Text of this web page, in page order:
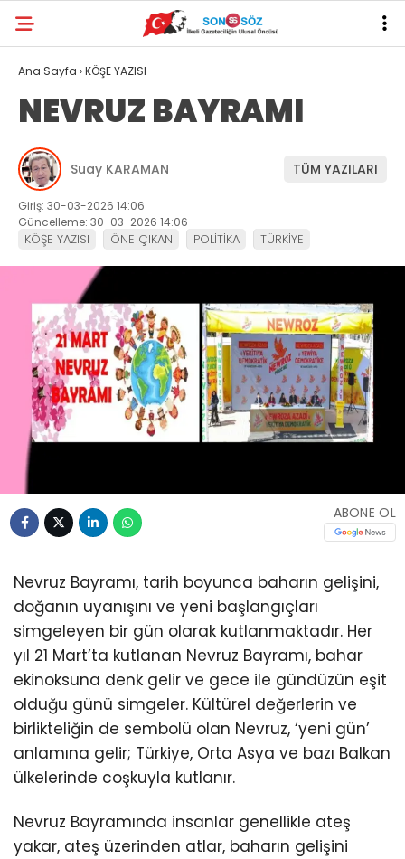
Ana Sayfa ›KÖŞE YAZISI
NEVRUZ BAYRAMI
Suay KARAMAN TÜM YAZILARI
Giriş: 30-03-2026 14:06
Güncelleme: 30-03-2026 14:06
KÖŞE YAZISI ÖNE ÇIKAN POLİTİKA TÜRKİYE
ABONE OL
Nevruz Bayramı, tarih boyunca baharın gelişini,
doğanın uyanışını ve yeni başlangıçları
simgeleyen bir gün olarak kutlanmaktadır. Her
yıl 21 Mart’ta kutlanan Nevruz Bayramı, bahar
ekinoksuna denk gelir ve gece ile gündüzün eşit
olduğu günü simgeler. Kültürel değerlerin ve
birlikteliğin de sembolü olan Nevruz, ‘yeni gün’
anlamına gelir; Türkiye, Orta Asya ve bazı Balkan
ülkelerinde coşkuyla kutlanır.
Nevruz Bayramında insanlar genellikle ateş
yakar, ateş üzerinden atlar, baharın gelişini